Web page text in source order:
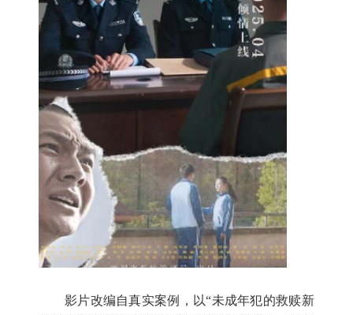
影片改编自真实案例，以“未成年犯的救赎新